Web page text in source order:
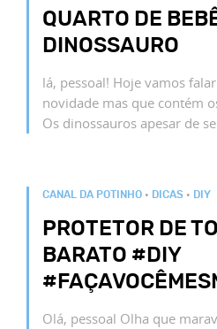
QUARTO DE
DINOSSAURO
lá, pessoal! Hoje vamos
novidade mas que contém
Os dinossauros apesar de
CANAL DA POTINHO • DICAS • DIY
PROTETOR DE
BARATO #DIY
Olá, pessoal Olha que